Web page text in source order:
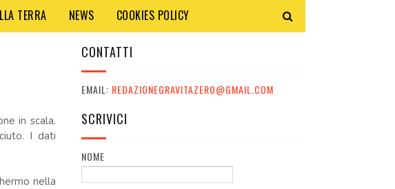
TERRA NEWS COOKIES POLICY
in scala,
I dati
nella
CONTATTI
EMAIL: REDAZIONEGRAVITAZERO@GMAIL.COM
SCRIVICI
NOME